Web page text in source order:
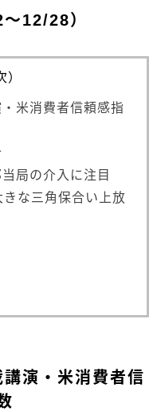
12/28）
米消費者信頼感指
局の介入に注目
な三角保合い上放
演・米消費者信